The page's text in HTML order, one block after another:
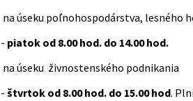
na úseku poľnohospodárstva, lesného
- piatok od 8.00 hod. do 14.00 hod.
na úseku živnostenského podnikania
- štvrtok od 8.00 hod. do 15.00 hod.